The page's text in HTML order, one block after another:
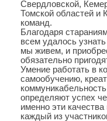
Свердловской,
Томской областей и
команд.
Благодаря
всем удалось
мы живем, и
обязательно
Умение работать в
самообучению,
определяют успех
именно эти
каждый из